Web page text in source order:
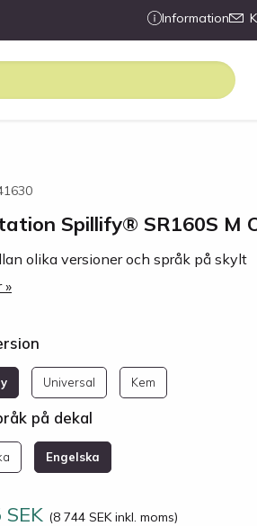
Information
Spillify® SR160S M
olika versioner och språk på skylt
»
Universal Kem
på dekal
Engelska
(8 744 SEK inkl. moms)